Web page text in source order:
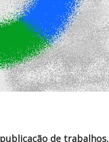
de trabalhos.